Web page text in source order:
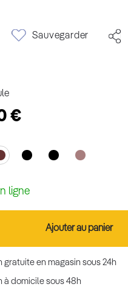
Sauvegarder
€
ligne
Ajouter au panier
gratuite en magasin sous 24h
à domicile sous 48h